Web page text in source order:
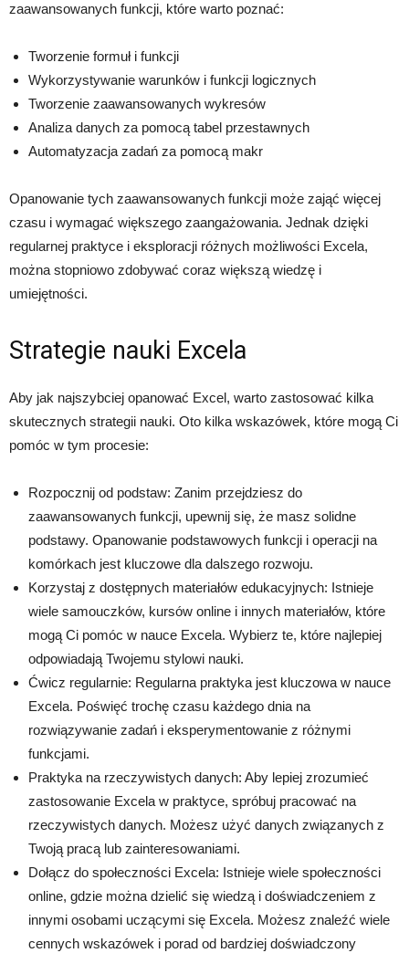
zaawansowanych funkcji, które warto poznać:
Tworzenie formuł i funkcji
Wykorzystywanie warunków i funkcji logicznych
Tworzenie zaawansowanych wykresów
Analiza danych za pomocą tabel przestawnych
Automatyzacja zadań za pomocą makr
Opanowanie tych zaawansowanych funkcji może zająć więcej
czasu i wymagać większego zaangażowania. Jednak dzięki
regularnej praktyce i eksploracji różnych możliwości Excela,
można stopniowo zdobywać coraz większą wiedzę i
umiejętności.
Strategie nauki Excela
Aby jak najszybciej opanować Excel, warto zastosować kilka
skutecznych strategii nauki. Oto kilka wskazówek, które mogą Ci
pomóc w tym procesie:
Rozpocznij od podstaw: Zanim przejdziesz do
zaawansowanych funkcji, upewnij się, że masz solidne
podstawy. Opanowanie podstawowych funkcji i operacji na
komórkach jest kluczowe dla dalszego rozwoju.
Korzystaj z dostępnych materiałów edukacyjnych: Istnieje
wiele samouczków, kursów online i innych materiałów, które
mogą Ci pomóc w nauce Excela. Wybierz te, które najlepiej
odpowiadają Twojemu stylowi nauki.
Ćwicz regularnie: Regularna praktyka jest kluczowa w nauce
Excela. Poświęć trochę czasu każdego dnia na
rozwiązywanie zadań i eksperymentowanie z różnymi
funkcjami.
Praktyka na rzeczywistych danych: Aby lepiej zrozumieć
zastosowanie Excela w praktyce, spróbuj pracować na
rzeczywistych danych. Możesz użyć danych związanych z
Twoją pracą lub zainteresowaniami.
Dołącz do społeczności Excela: Istnieje wiele społeczności
online, gdzie można dzielić się wiedzą i doświadczeniem z
innymi osobami uczącymi się Excela. Możesz znaleźć wiele
cennych wskazówek i porad od bardziej doświadczony